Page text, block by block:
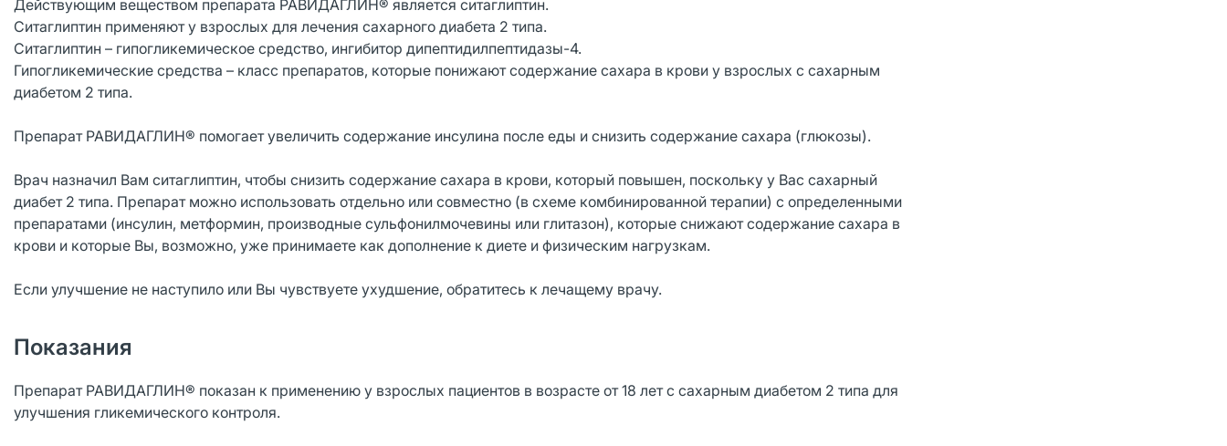
Действующим веществом препарата РАВИДАГЛИН® является ситаглиптин.
Ситаглиптин применяют у взрослых для лечения сахарного диабета 2 типа.
Ситаглиптин – гипогликемическое средство, ингибитор дипептидилпептидазы-4.
Гипогликемические средства – класс препаратов, которые понижают содержание сахара в крови у взрослых с сахарным
диабетом 2 типа.
Препарат РАВИДАГЛИН® помогает увеличить содержание инсулина после еды и снизить содержание сахара (глюкозы).
Врач назначил Вам ситаглиптин, чтобы снизить содержание сахара в крови, который повышен, поскольку у Вас сахарный
диабет 2 типа. Препарат можно использовать отдельно или совместно (в схеме комбинированной терапии) с определенными
препаратами (инсулин, метформин, производные сульфонилмочевины или глитазон), которые снижают содержание сахара в
крови и которые Вы, возможно, уже принимаете как дополнение к диете и физическим нагрузкам.
Если улучшение не наступило или Вы чувствуете ухудшение, обратитесь к лечащему врачу.
Показания
Препарат РАВИДАГЛИН® показан к применению у взрослых пациентов в возрасте от 18 лет с сахарным диабетом 2 типа для
улучшения гликемического контроля.